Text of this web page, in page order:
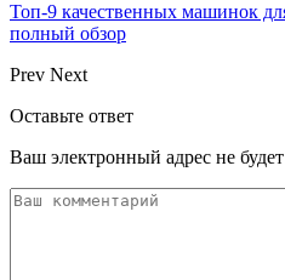
Топ-9 качественных машинок
полный обзор
Prev Next
Оставьте ответ
Ваш электронный адрес не